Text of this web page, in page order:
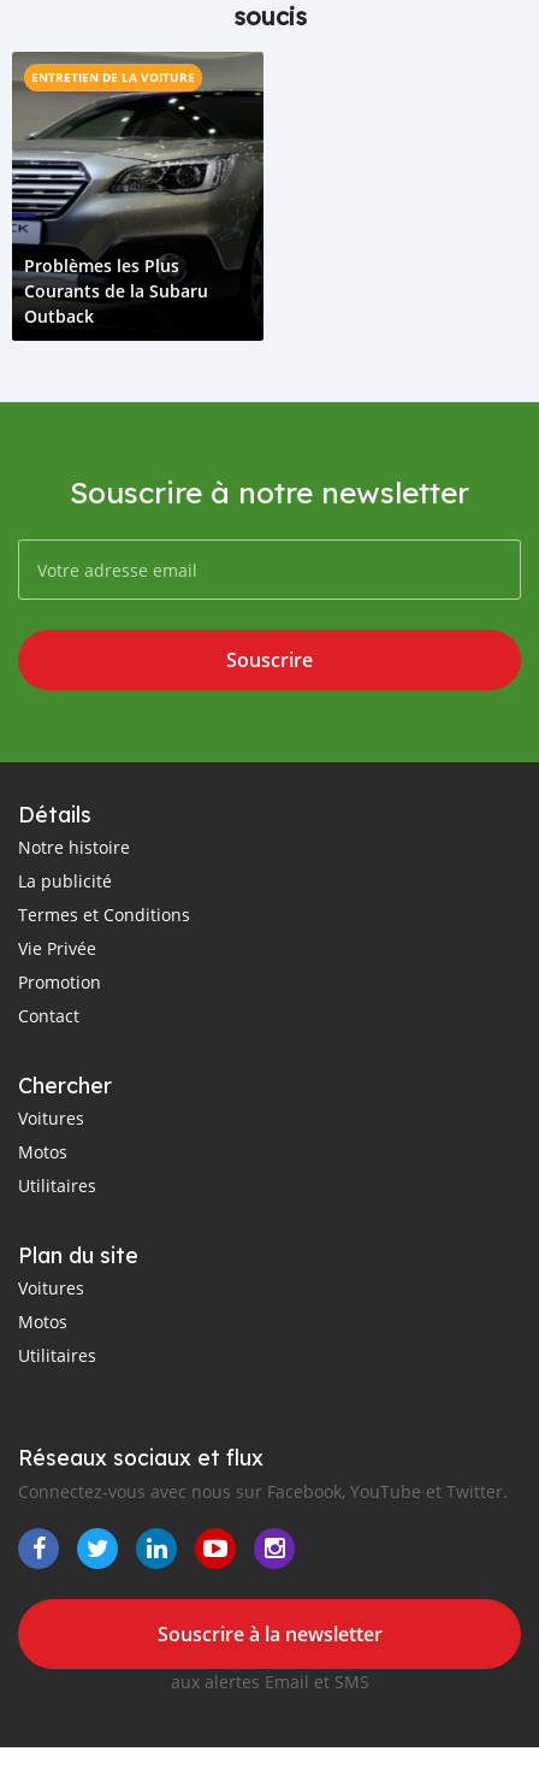
soucis
ENTRETIEN DE LA VOITURE
Problèmes les Plus
Courants de la Subaru
Outback
Souscrire à notre newsletter
Souscrire
Détails
Notre histoire
La publicité
Termes et Conditions
Vie Privée
Promotion
Contact
Chercher
Voitures
Motos
Utilitaires
Plan du site
Voitures
Motos
Utilitaires
Réseaux sociaux et flux
Connectez-vous avec nous sur Facebook, YouTube et Twitter.
Souscrire à la newsletter
aux alertes Email et SMS